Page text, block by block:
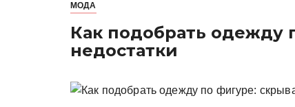
МОДА
Как подобрать одежду
недостатки